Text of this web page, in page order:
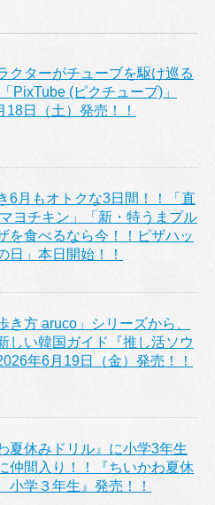
クターがチューブを駆け巡る
PixTube (ピクチューブ)」
18日（土）発売！！
6月もオトクな3日間！！「直
ヨチキン」「新・特うまプル
を食べるなら今！！ピザハッ
日」本日開始！！
き方 aruco」シリーズから、
しい韓国ガイド『推し活ソウ
年6月19日（金）発売！！
夏休みドリル』に小学3年生
仲間入り！！『ちいかわ夏休
学３年生』発売！！